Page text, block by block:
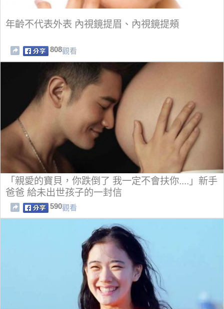
年齡不代表外表 內視鏡提眉、內視鏡提頰
808觀看
「親愛的寶貝，你跌倒了 我一定不會扶你....」新手
爸爸 給未出世孩子的一封信
590觀看